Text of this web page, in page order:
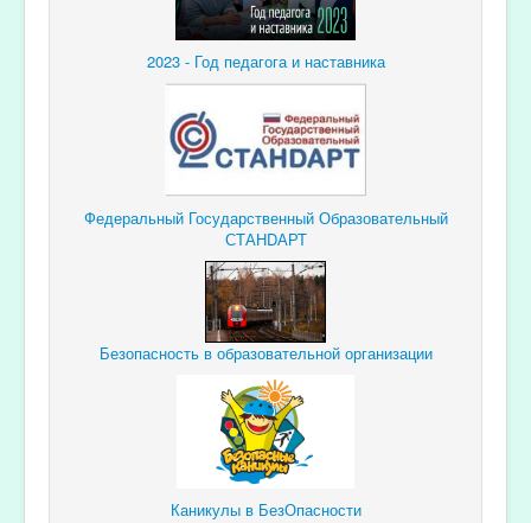
2023 - Год педагога и наставника
Федеральный Государственный Образовательный
СТАНDАРТ
Безопасность в образовательной организации
Каникулы в БезОпасности